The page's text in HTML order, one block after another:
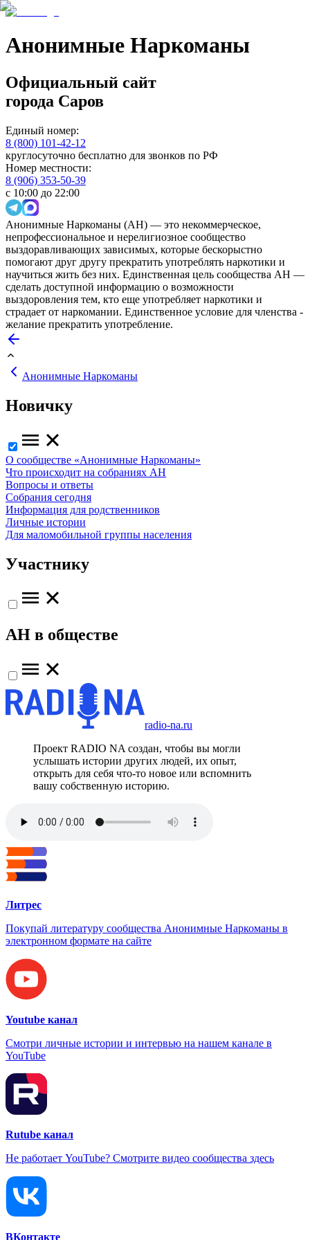
Анонимные Наркоманы
Официальный сайт
города Саров
Единый номер:
8 (800) 101-42-12
круглосуточно бесплатно для звонков по РФ
Номер местности:
8 (906) 353-50-39
с 10:00 до 22:00
Анонимные Наркоманы (АН) — это некоммерческое,
непрофессиональное и нерелигиозное сообщество
выздоравливающих зависимых, которые бескорыстно
помогают друг другу прекратить употреблять наркотики и
научиться жить без них. Единственная цель сообщества АН —
сделать доступной информацию о возможности
выздоровления тем, кто еще употребляет наркотики и
страдает от наркомании. Единственное условие для членства -
желание прекратить употребление.
Анонимные Наркоманы
Новичку
О сообществе «Анонимные Наркоманы»
Что происходит на собраниях АН
Вопросы и ответы
Собрания сегодня
Информация для родственников
Личные истории
Для маломобильной группы населения
Участнику
АН в обществе
radio-na.ru
Проект RADIO NA создан, чтобы вы могли
услышать истории других людей, их опыт,
открыть для себя что-то новое или вспомнить
вашу собственную историю.
Литрес
Покупай литературу сообщества Анонимные Наркоманы в
электронном формате на сайте
Youtube канал
Смотри личные истории и интервью на нашем канале в
YouTube
Rutube канал
Не работает YouTube? Смотрите видео сообщества здесь
ВКонтакте